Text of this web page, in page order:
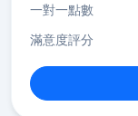
一對一點數
滿意度評分